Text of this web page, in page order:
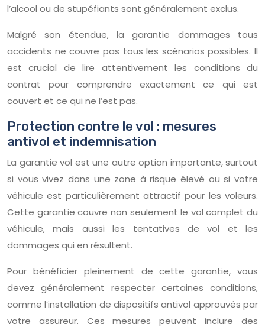
l’alcool ou de stupéfiants sont généralement exclus.
Malgré son étendue, la garantie dommages tous
accidents ne couvre pas tous les scénarios possibles. Il
est crucial de lire attentivement les conditions du
contrat pour comprendre exactement ce qui est
couvert et ce qui ne l’est pas.
Protection contre le vol : mesures
antivol et indemnisation
La garantie vol est une autre option importante, surtout
si vous vivez dans une zone à risque élevé ou si votre
véhicule est particulièrement attractif pour les voleurs.
Cette garantie couvre non seulement le vol complet du
véhicule, mais aussi les tentatives de vol et les
dommages qui en résultent.
Pour bénéficier pleinement de cette garantie, vous
devez généralement respecter certaines conditions,
comme l’installation de dispositifs antivol approuvés par
votre assureur. Ces mesures peuvent inclure des